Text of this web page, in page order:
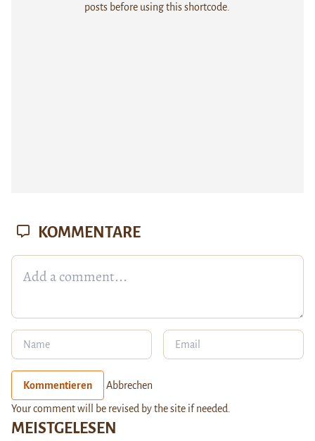
posts before using this shortcode.
MEISTGELESEN
KOMMENTARE
Kommentieren Abbrechen
Your comment will be revised by the site if needed.